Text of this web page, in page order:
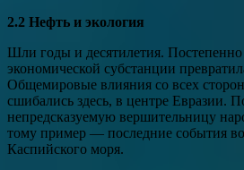
2.2 Нефть и экология
Шли годы и десятилетия. Постепенно
экономической субстанции
Общемировые влияния со всех
сшибались здесь, в центре Евразии.
непредсказуемую вершительницу
тому пример — последние события
Каспийского моря.